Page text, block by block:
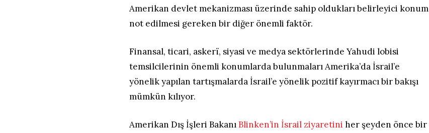
Amerikan devlet mekanizması üzerinde sahip oldukları belirleyici konum
not edilmesi gereken bir diğer önemli faktör.
Finansal, ticari, askerï, siyasi ve medya sektörlerinde Yahudi lobisi
temsilcilerinin önemli konumlarda bulunmaları Amerika’da İsrail’e
yönelik yapılan tartışmalarda İsrail’e yönelik pozitif kayırmacı bir bakışı
mümkün kılıyor.
Amerikan Dış İşleri BakanıBlinken’in İsrail ziyaretini her şeyden önce bir